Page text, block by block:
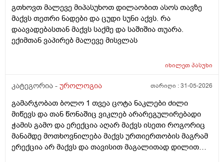
იქაჩება ხოლმე და ცოტა დაჭიმვასაც ვგრძნობსავით
ლაგამის არეში
გთხოვთ მალევე მიპასუხოთ დილაობით ასოს თავზე
მაქვს თეთრი ნადები და ცუდი სუნი აქვს. რა
დაავადებასთან მაქვს საქმე და საშიშია თუარა.
ექიმთან ვაპირებ მალევე მისვლას
იხილეთპასუხი
კატეგორია - უროლოგია თარიღი :31-05-2026
გამარჯობათ ბოლო 1 თვეა ცოტა ნაკლები ძილი
მიწევს და თან წონაშიც ვიკლებ არარეგულირებადი
ჭამის გამო და ერექცია აღარ მაქვს ისეთი როგორიც
მანამდე მოთხოვნილება მაქვს ურთიერთობის მაგრამ
ერექცია არ მაქვს და თავისით მაგალითად დილით